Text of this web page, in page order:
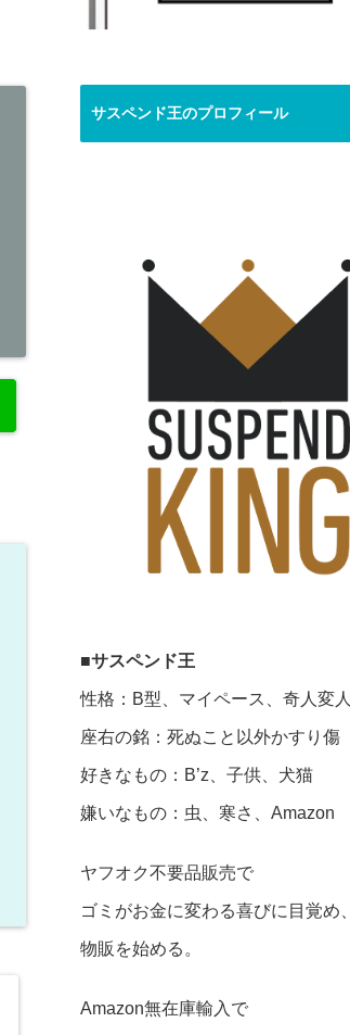
サスペンド王のプロフィール
■サスペンド王
性格：B型、マイペース、奇人変人
座右の銘：死ぬこと以外かすり傷
好きなもの：B’z、子供、犬猫
嫌いなもの：虫、寒さ、Amazon
ヤフオク不要品販売で
ゴミがお金に変わる喜びに目覚め、
物販を始める。
Amazon無在庫輸入で